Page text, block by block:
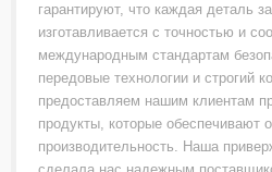
гарантируют, что каждая деталь
изготавливается с точностью и
международным стандартам
передовые технологии и строгий
предоставляем нашим клиентам
продукты, которые обеспечивают
производительность. Наша